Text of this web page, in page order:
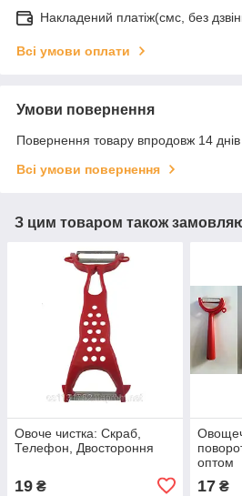
Накладений платіж(смс, без
Всі умови оплати
Умови повернення
Повернення товару впродовж 14
Всі умови повернення
З цим товаром також
Овоче чистка: Скраб,
Телефон, Двостороння
19 ₴
оптом
17₴